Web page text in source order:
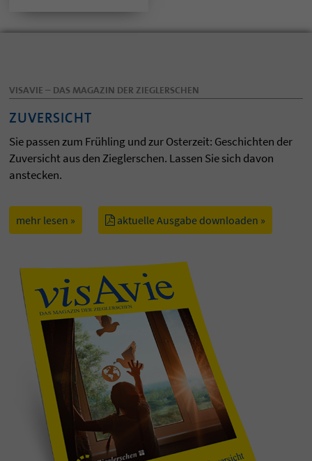
VISAVIE – DAS MAGAZIN DER ZIEGLERSCHEN
ZUVERSICHT
Sie passen zum Frühling und zur Osterzeit: Geschichten der
Zuversicht aus den Zieglerschen. Lassen Sie sich davon
anstecken.
mehr lesen » aktuelle Ausgabe downloaden »